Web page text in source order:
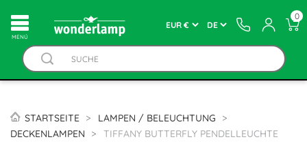
MENÚ
0
STARTSEITE
LAMPEN / BELEUCHTUNG
DECKENLAMPEN
TIFFANY BUTTERFLY PENDELLEUCHTE